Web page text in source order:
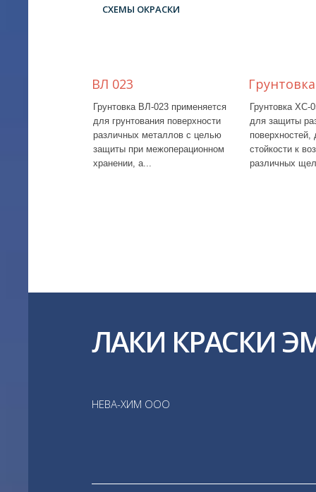
СХЕМЫ ОКРАСКИ
ВЛ 023
Грунтовка ВЛ-023 применяется
для грунтования поверхности
различных металлов с целью
защиты при межоперационном
хранении, а...
Грунтовка ХС-
для защиты
стойкости к
различных
ЛАКИ КРАСКИ
НЕВА-ХИМ ООО